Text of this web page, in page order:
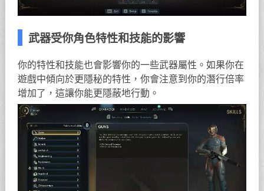
武器受你角色特性和技能的影響
你的特性和技能也會影響你的一些武器屬性。如果你在
遊戲中傾向於更隱秘的特性，你會注意到你的潛行倍率
增加了，這讓你能更隱蔽地行動。